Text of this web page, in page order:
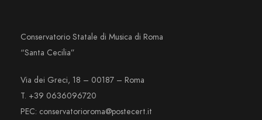
Conservatorio Statale di Musica di Roma
“Santa Cecilia”
Via dei Greci, 18 – 00187 – Roma
T. +39 0636096720
PEC: conservatorioroma@postecert.it